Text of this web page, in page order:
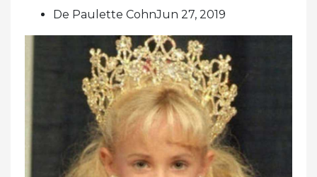
De Paulette CohnJun 27, 2019